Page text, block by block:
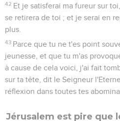
42 Et je satisferai ma fureur sur
se retirera de toi ; et je serai en
plus.
43 Parce que tu ne t'es point
jeunesse, et que tu m'as
à cause de cela voici, j'ai fait
sur ta tête, dit le Seigneur
réflexion dans toutes tes
Jérusalem est pire que